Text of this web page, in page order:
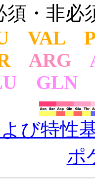
須・非必
VAL
ARG
GLN
び特性
ポ